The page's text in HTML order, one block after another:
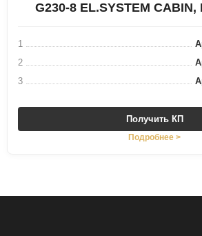
G230-8 EL.SYSTEM CABIN,
1
2
3
Получить КП
Подробнее >